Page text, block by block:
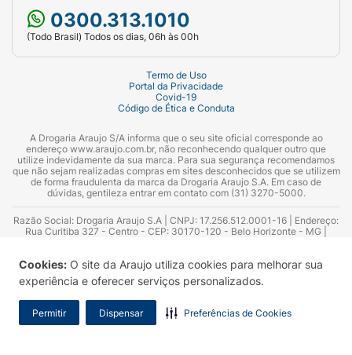
Cookies: O site da Araujo utiliza cookies para melhorar sua
experiência e oferecer serviços personalizados.
Permitir Dispensar Preferências de Cookies
0300.313.1010
(Todo Brasil) Todos os dias, 06h às 00h
Termo de Uso
Portal da Privacidade
Covid-19
Código de Ética e Conduta
A Drogaria Araujo S/A informa que o seu site oficial corresponde ao
endereço www.araujo.com.br, não reconhecendo qualquer outro que
utilize indevidamente da sua marca. Para sua segurança recomendamos
que não sejam realizadas compras em sites desconhecidos que se utilizem
de forma fraudulenta da marca da Drogaria Araujo S.A. Em caso de
dúvidas, gentileza entrar em contato com (31) 3270-5000.
Razão Social: Drogaria Araujo S.A | CNPJ: 17.256.512.0001-16 | Endereço:
Rua Curitiba 327 - Centro - CEP: 30170-120 - Belo Horizonte - MG |
Azevedo Guimarães – CRF 10.965 | Yasmin Silva Alvarenga – CRF 52.584 -
Consultor substituto: Thiago Aguiar Pinheiro - CRF Nº 13.748. Alvará
Sanitário: 2025020713 | Autorização de Funcionamento da Empresa (AFE):